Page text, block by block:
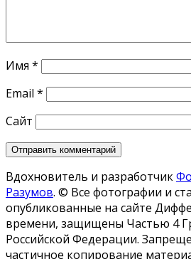
Имя *
Email *
Сайт
Вдохновитель и разработчик
Разумов. © Все фотографии и
опубликованные на сайте
времени, защищены Частью 4
Российской Федерации.
частичное копирование